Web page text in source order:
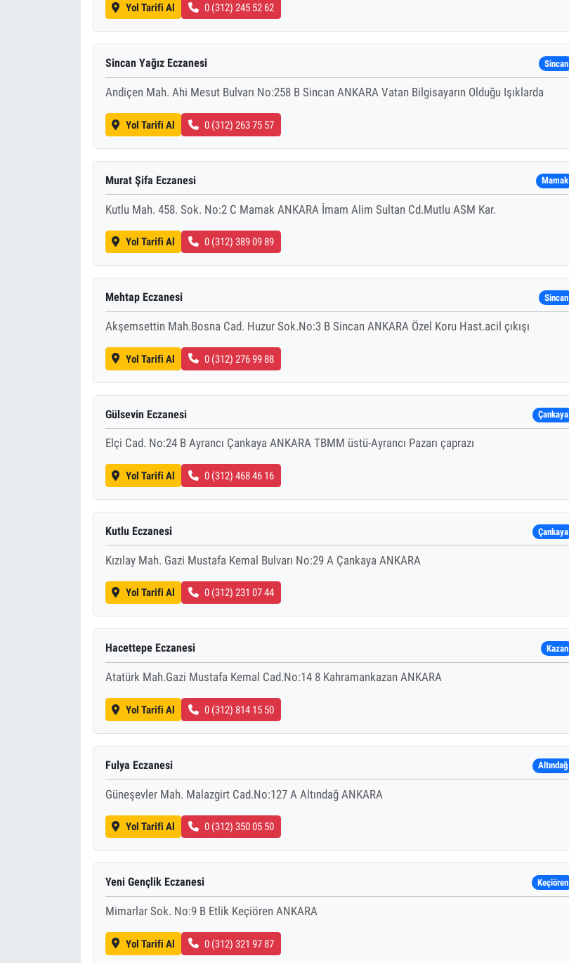
Yol Tarifi Al 0 (312) 245 52 62
Sincan Yağız Eczanesi Sincan
Andiçen Mah. Ahi Mesut Bulvarı No:258 B Sincan ANKARA Vatan Bilgisayarın Olduğu Işıklarda
Yol Tarifi Al 0 (312) 263 75 57
Murat Şifa Eczanesi Mamak
Kutlu Mah. 458. Sok. No:2 C Mamak ANKARA İmam Alim Sultan Cd.Mutlu ASM Kar.
Yol Tarifi Al 0 (312) 389 09 89
Mehtap Eczanesi Sincan
Akşemsettin Mah.Bosna Cad. Huzur Sok.No:3 B Sincan ANKARA Özel Koru Hast.acil çıkışı
Yol Tarifi Al 0 (312) 276 99 88
Gülsevin Eczanesi Çankaya
Elçi Cad. No:24 B Ayrancı Çankaya ANKARA TBMM üstü-Ayrancı Pazarı çaprazı
Yol Tarifi Al 0 (312) 468 46 16
Kutlu Eczanesi Çankaya
Kızılay Mah. Gazi Mustafa Kemal Bulvarı No:29 A Çankaya ANKARA
Yol Tarifi Al 0 (312) 231 07 44
Hacettepe Eczanesi Kazan
Atatürk Mah.Gazi Mustafa Kemal Cad.No:14 8 Kahramankazan ANKARA
Yol Tarifi Al 0 (312) 814 15 50
Fulya Eczanesi Altındağ
Güneşevler Mah. Malazgirt Cad.No:127 A Altındağ ANKARA
Yol Tarifi Al 0 (312) 350 05 50
Yeni Gençlik Eczanesi Keçiören
Mimarlar Sok. No:9 B Etlik Keçiören ANKARA
Yol Tarifi Al 0 (312) 321 97 87